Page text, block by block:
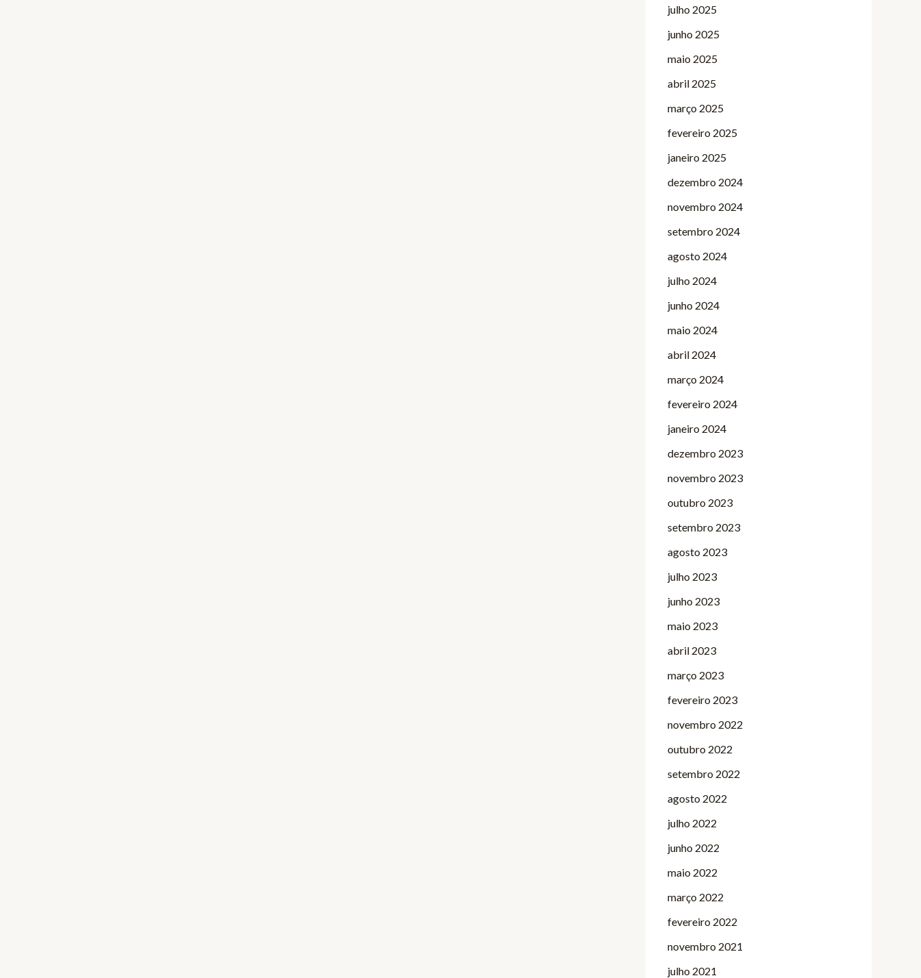
julho 2025
junho 2025
maio 2025
abril 2025
março 2025
fevereiro 2025
janeiro 2025
dezembro 2024
novembro 2024
setembro 2024
agosto 2024
julho 2024
junho 2024
maio 2024
abril 2024
março 2024
fevereiro 2024
janeiro 2024
dezembro 2023
novembro 2023
outubro 2023
setembro 2023
agosto 2023
julho 2023
junho 2023
maio 2023
abril 2023
março 2023
fevereiro 2023
novembro 2022
outubro 2022
setembro 2022
agosto 2022
julho 2022
junho 2022
maio 2022
março 2022
fevereiro 2022
novembro 2021
julho 2021